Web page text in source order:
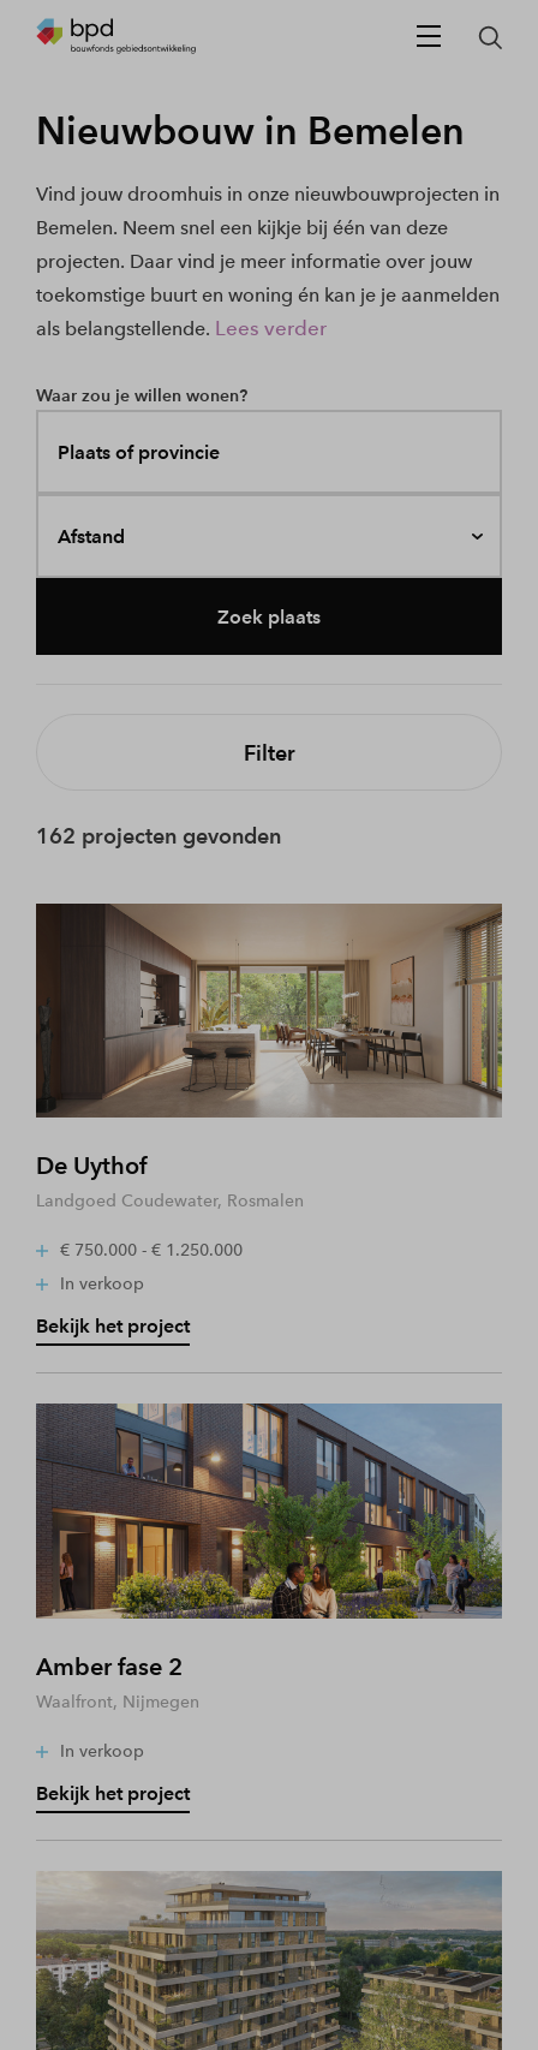
Nieuwbouw in Bemelen
Vind jouw droomhuis in onze nieuwbouwprojecten in
Bemelen. Neem snel een kijkje bij één van deze
projecten. Daar vind je meer informatie over jouw
toekomstige buurt en woning én kan je je aanmelden
als belangstellende. Lees verder
Waar zou je willen wonen?
Plaats of provincie
Afstand
Zoek plaats
Filter
162 projecten gevonden
De Uythof
Landgoed Coudewater, Rosmalen
€ 750.000 - € 1.250.000
In verkoop
Bekijk het project
Amber fase 2
Waalfront, Nijmegen
In verkoop
Bekijk het project